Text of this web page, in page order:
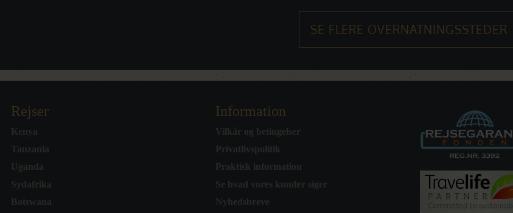
SE FLERE OVERNATNINGSSTEDER
Rejser
Kenya
Tanzania
Uganda
Sydafrika
Botswana
Information
Vilkår og betingelser
Privatlivspolitik
Praktisk information
Se hvad vores kunder siger
Nyhedsbreve